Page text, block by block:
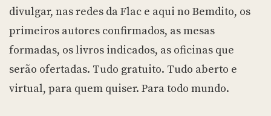
divulgar, nas redes da Flac e aqui no Bemdito, os
primeiros autores confirmados, as mesas
formadas, os livros indicados, as oficinas que
serão ofertadas. Tudo gratuito. Tudo aberto e
virtual, para quem quiser. Para todo mundo.